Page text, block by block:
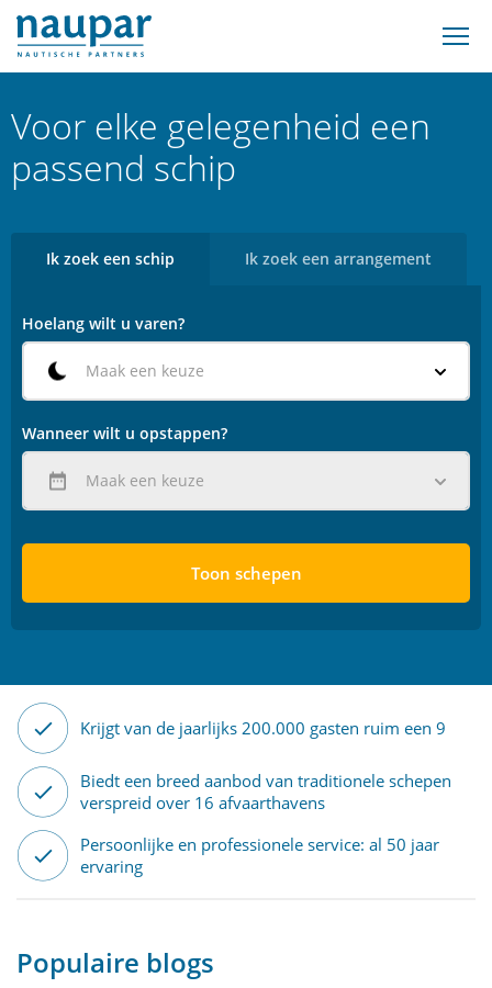
Voor elke gelegenheid een
passend schip
Ik zoek een schip Ik zoek een arrangement
Hoelang wilt u varen?
Maak een keuze
Wanneer wilt u opstappen?
Maak een keuze
Toon schepen
Krijgt van de jaarlijks 200.000 gasten ruim een 9
Biedt een breed aanbod van traditionele schepen
verspreid over 16 afvaarthavens
Persoonlijke en professionele service: al 50 jaar
ervaring
Populaire blogs